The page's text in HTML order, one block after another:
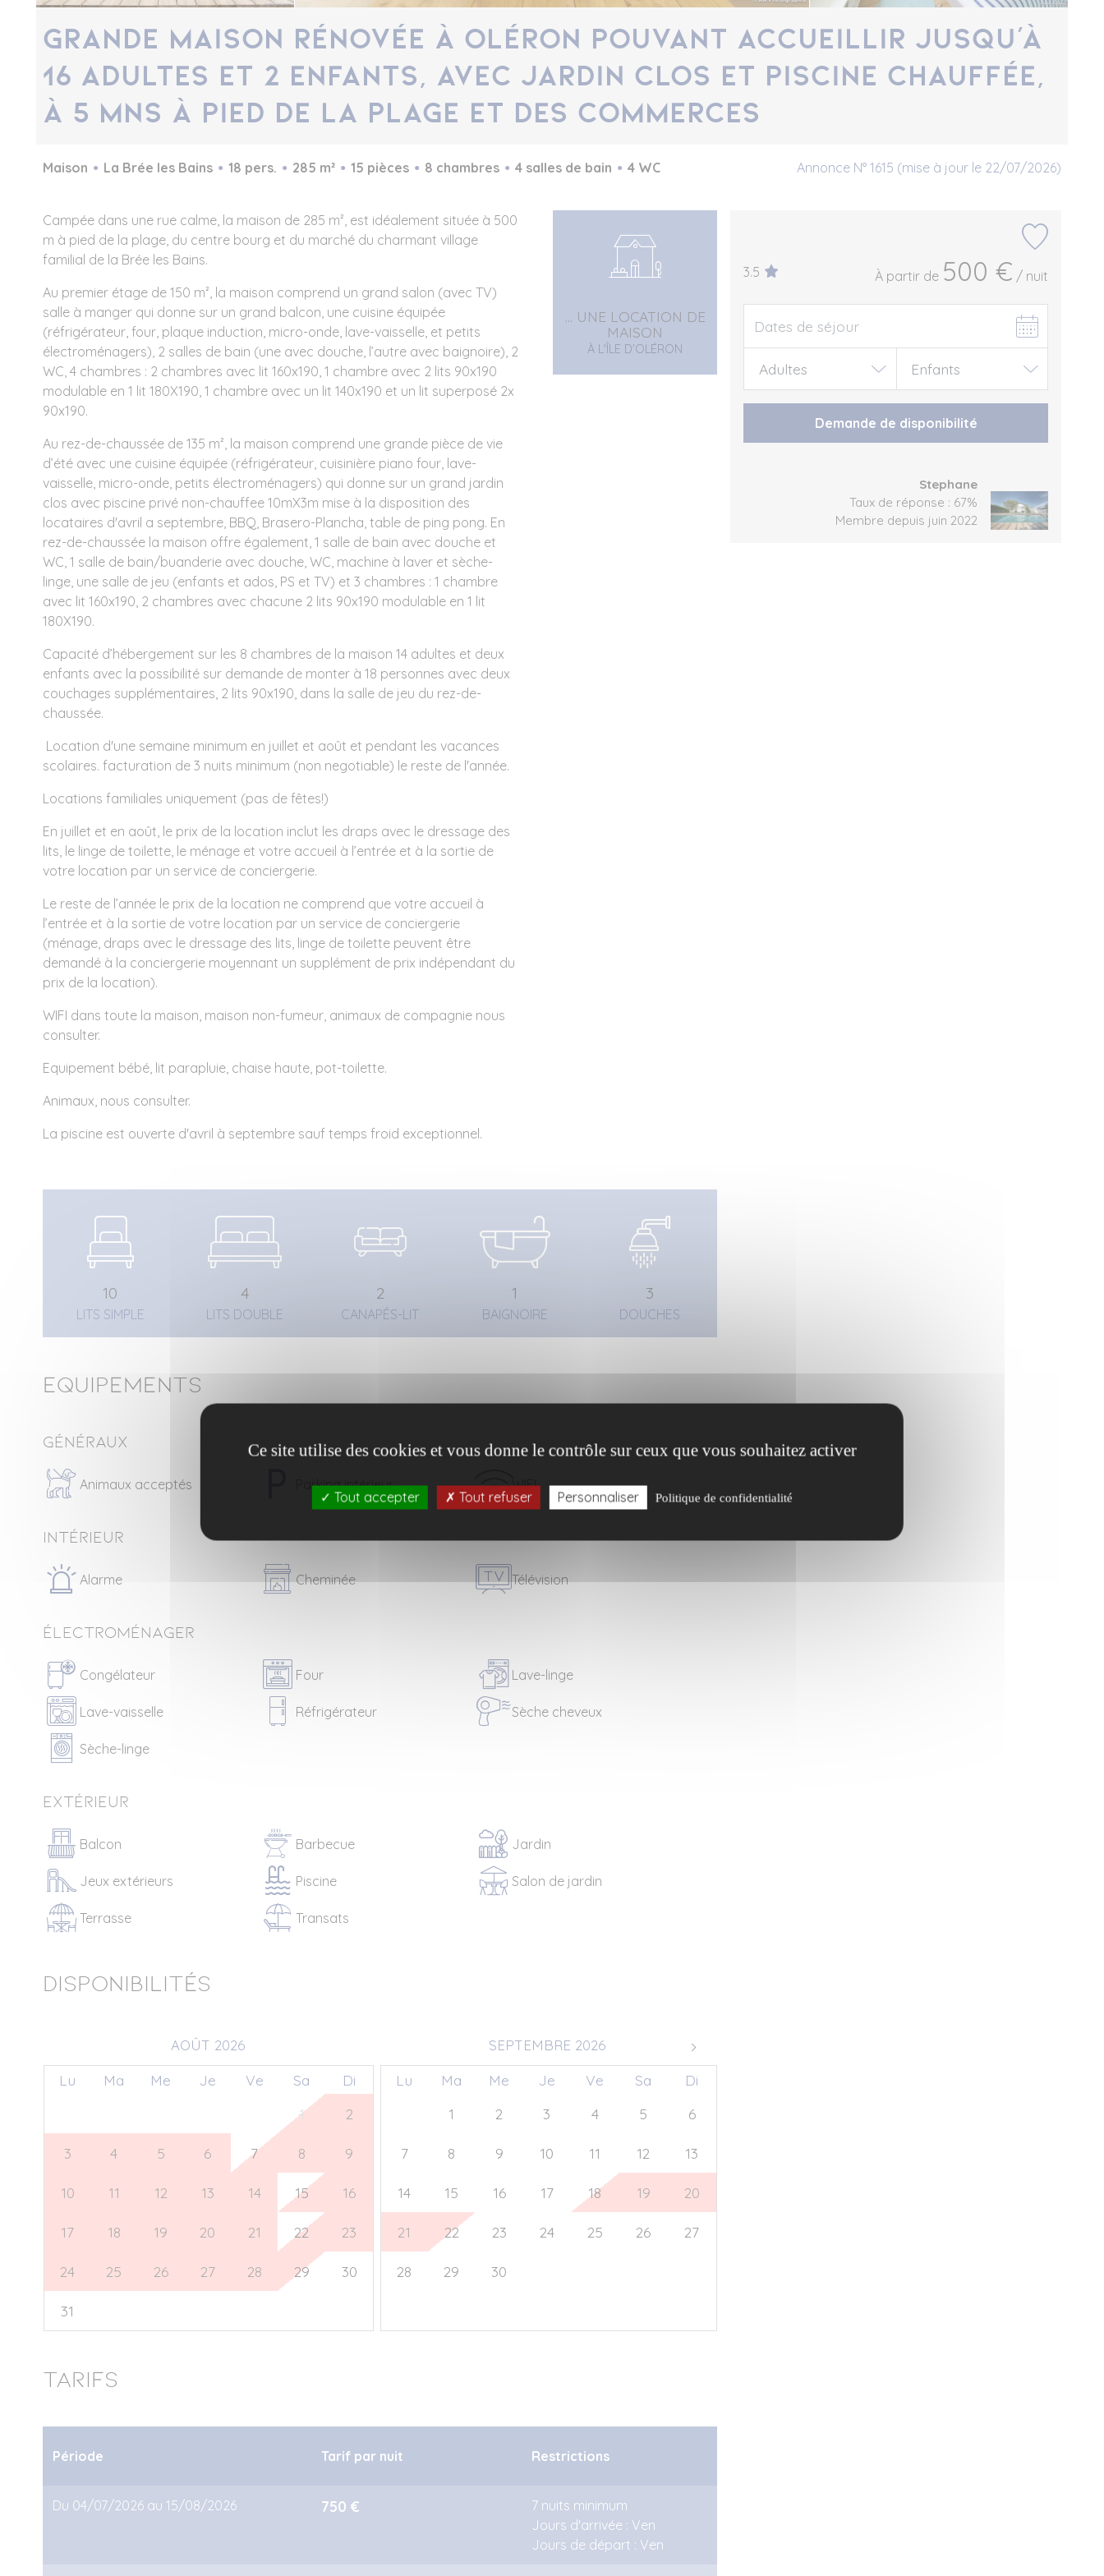
Grande maison rénovée à Oléron pouvant accueillir jusqu’à
16 adultes et 2 enfants, avec jardin clos et piscine chauffée,
à 5 mns à pied de la plage et des commerces
Maison La Brée les Bains 18 pers. 285 m² 15 pièces 8 chambres 4 salles de bain 4 WC Annonce N° 1615 (mise à jour le 22/07/2026)
3.5 À partir de 500 € / nuit
Demande de disponibilité
Stephane
Taux de réponse : 67%
Membre depuis juin 2022
Campée dans une rue calme, la maison de 285 m², est idéalement située à 500
m à pied de la plage, du centre bourg et du marché du charmant village
familial de la Brée les Bains.
Au premier étage de 150 m², la maison comprend un grand salon (avec TV)
salle à manger qui donne sur un grand balcon, une cuisine équipée
(réfrigérateur, four, plaque induction, micro-onde, lave-vaisselle, et petits
électroménagers), 2 salles de bain (une avec douche, l’autre avec baignoire), 2
WC, 4 chambres : 2 chambres avec lit 160x190, 1 chambre avec 2 lits 90x190
modulable en 1 lit 180X190, 1 chambre avec un lit 140x190 et un lit superposé 2x
90x190.
Au rez-de-chaussée de 135 m², la maison comprend une grande pièce de vie
d’été avec une cuisine équipée (réfrigérateur, cuisinière piano four, lave-
vaisselle, micro-onde, petits électroménagers) qui donne sur un grand jardin
clos avec piscine privé non-chauffee 10mX3m mise à la disposition des
locataires d'avril a septembre, BBQ, Brasero-Plancha, table de ping pong. En
rez-de-chaussée la maison offre également, 1 salle de bain avec douche et
WC, 1 salle de bain/buanderie avec douche, WC, machine à laver et sèche-
linge, une salle de jeu (enfants et ados, PS et TV) et 3 chambres : 1 chambre
avec lit 160x190, 2 chambres avec chacune 2 lits 90x190 modulable en 1 lit
180X190.
Capacité d’hébergement sur les 8 chambres de la maison 14 adultes et deux
enfants avec la possibilité sur demande de monter à 18 personnes avec deux
couchages supplémentaires, 2 lits 90x190, dans la salle de jeu du rez-de-
chaussée.
Location d'une semaine minimum en juillet et août et pendant les vacances
scolaires. facturation de 3 nuits minimum (non negotiable) le reste de l'année.
Locations familiales uniquement (pas de fêtes!)
En juillet et en août, le prix de la location inclut les draps avec le dressage des
lits, le linge de toilette, le ménage et votre accueil à l’entrée et à la sortie de
votre location par un service de conciergerie.
Le reste de l’année le prix de la location ne comprend que votre accueil à
l’entrée et à la sortie de votre location par un service de conciergerie
(ménage, draps avec le dressage des lits, linge de toilette peuvent être
demandé à la conciergerie moyennant un supplément de prix indépendant du
prix de la location).
WIFI dans toute la maison, maison non-fumeur, animaux de compagnie nous
consulter.
Equipement bébé, lit parapluie, chaise haute, pot-toilette.
Animaux, nous consulter.
La piscine est ouverte d'avril à septembre sauf temps froid exceptionnel.
... UNE LOCATION DE
MAISON
À L'ÎLE D'OLÉRON
10
LITS SIMPLE
4
LITS DOUBLE
2
CANAPÉS-LIT
1
BAIGNOIRE
3
DOUCHES
Equipements
Généraux
Animaux acceptés Parking intérieur WIFI
Intérieur
Alarme Cheminée Télévision
Électroménager
Congélateur Four Lave-linge
Lave-vaisselle Réfrigérateur Sèche cheveux
Sèche-linge
Extérieur
Balcon Barbecue Jardin
Jeux extérieurs Piscine Salon de jardin
Terrasse Transats
Disponibilités
AOÛT 2026
Lu Ma Me Je Ve Sa
Di
1 2
3 4 5 6 7 8 9
10 11 12 13 14 15 16
17 18 19 20 21 22 23
24 25 26 27 28 29 30
31
SEPTEMBRE 2026
Lu Ma Me Je Ve Sa
Di
1 2 3 4 5 6
7 8 9 10 11 12 13
14 15 16 17 18 19 20
21 22 23 24 25 26 27
28 29 30
Tarifs
Période Tarif par nuit Restrictions
Du 04/07/2026 au 15/08/2026 750 €
7 nuits minimum
Jours d'arrivée : Ven
Jours de départ : Ven
Ce site utilise des cookies et vous donne le contrôle sur ceux que vous souhaitez activer
Tout accepter Tout refuser Personnaliser Politique de confidentialité